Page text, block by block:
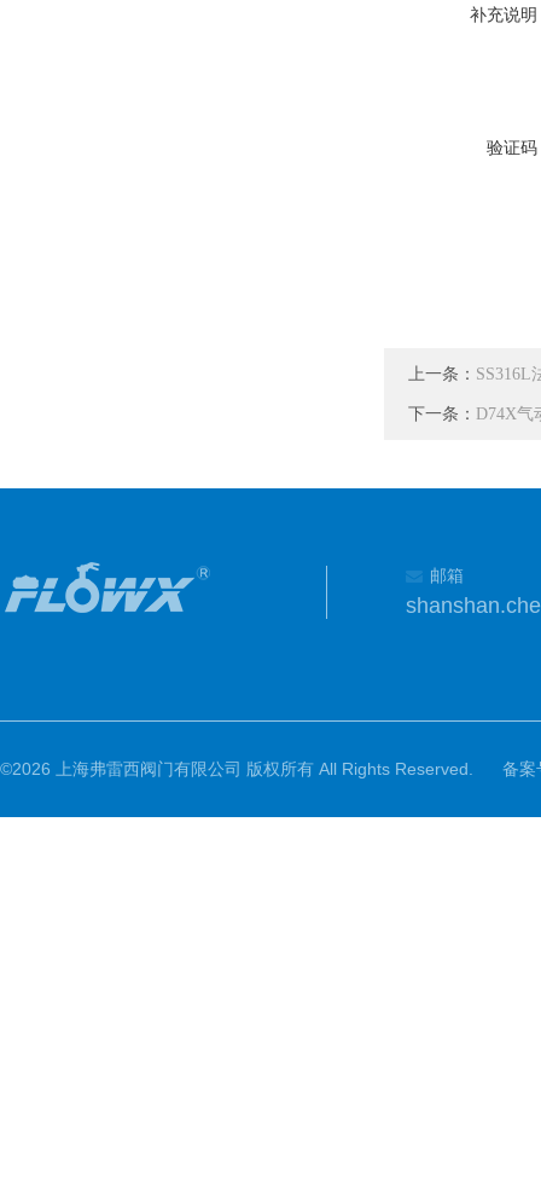
补充说明
验证码
上一条： SS316L
下一条： D74X气
邮箱
©2026 上海弗雷西阀门有限公司 版权所有 All Rights Reserved. 备案